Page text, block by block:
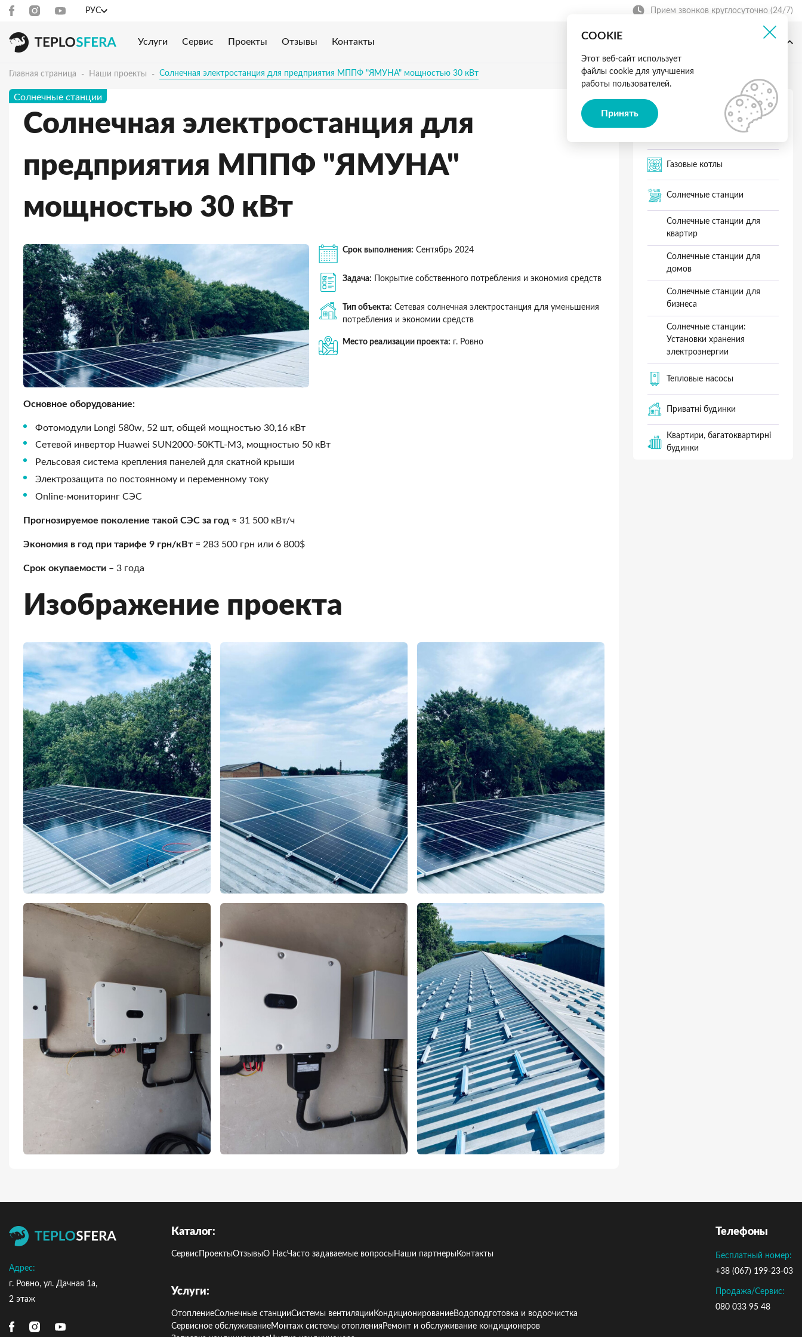
РУС Прием звонков круглосуточно (24/7)
Услуги Сервис Проекты Отзывы Контакты
г. Ровно, ул. Дачная 1а,
+38 (067) 199-23-03
Главная страница Наши проекты Солнечная электростанция для предприятия МППФ "ЯМУНА" мощностью 30 кВт
Газовые котлы
Солнечные станции
Солнечные станции для
квартир
Солнечные станции для
домов
Солнечные станции для
бизнеса
Солнечные станции:
Установки хранения
электроэнергии
Тепловые насосы
Приватні будинки
Квартири, багатоквартирні
будинки
Солнечные станции
Солнечная электростанция для
предприятия МППФ "ЯМУНА"
мощностью 30 кВт
Срок выполнения: Сентябрь 2024
Задача: Покрытие собственного потребления и экономия средств
Тип объекта: Сетевая солнечная электростанция для уменьшения
потребления и экономии средств
Место реализации проекта: г. Ровно
Основное оборудование:
Фотомодули Longi 580w, 52 шт, общей мощностью 30,16 кВт
Сетевой инвертор Huawei SUN2000-50KTL-M3, мощностью 50 кВт
Рельсовая система крепления панелей для скатной крыши
Электрозащита по постоянному и переменному току
Online-мониторинг СЭС
Прогнозируемое поколение такой СЭС за год ≈ 31 500 кВт/ч
Экономия в год при тарифе 9 грн/кВт = 283 500 грн или 6 800$
Срок окупаемости – 3 года
Изображение проекта
Адрес:
г. Ровно, ул. Дачная 1а,
2 этаж
Каталог:
Сервис ПроектыОтзывыО НасЧасто задаваемые вопросыНаши партнерыКонтакты
Услуги:
ОтоплениеСолнечные станцииСистемы вентиляции КондиционированиеВодоподготовка и водоочистка
Сервисное обслуживаниеМонтаж системы отопления Ремонт и обслуживание кондиционеров
Телефоны
Бесплатный номер:
+38 (067) 199-23-03
Продажа/Сервис:
080 033 95 48
COOKIE
Этот веб-сайт использует
файлы cookie для улучшения
работы пользователей.
Принять